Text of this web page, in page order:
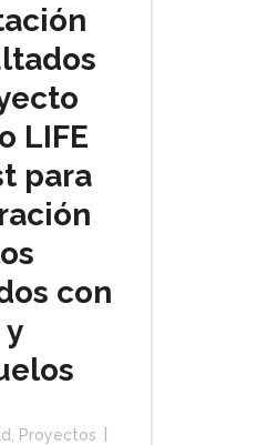
LIFE
para
con
Proyectos